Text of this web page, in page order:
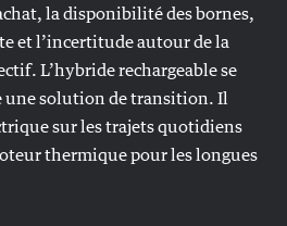
la disponibilité des bornes,
et l’incertitude autour de la
L’hybride rechargeable se
une solution de transition. Il
sur les trajets quotidiens
thermique pour les longues